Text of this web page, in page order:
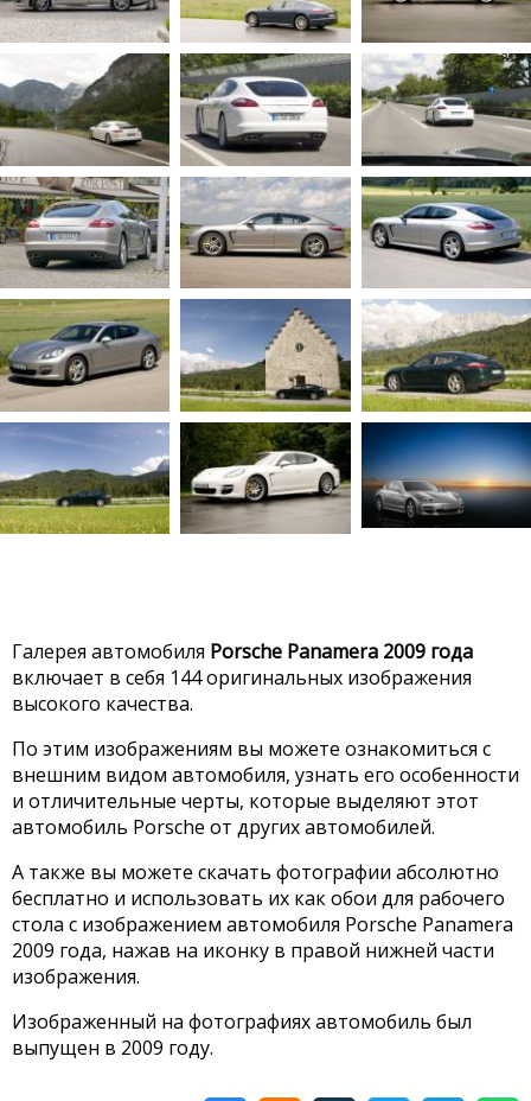
Галерея автомобиля Porsche Panamera 2009 года
включает в себя 144 оригинальных изображения
высокого качества.
По этим изображениям вы можете ознакомиться с
внешним видом автомобиля, узнать его особенности
и отличительные черты, которые выделяют этот
автомобиль Porsche от других автомобилей.
А также вы можете скачать фотографии абсолютно
бесплатно и использовать их как обои для рабочего
стола с изображением автомобиля Porsche Panamera
2009 года, нажав на иконку в правой нижней части
изображения.
Изображенный на фотографиях автомобиль был
выпущен в 2009 году.